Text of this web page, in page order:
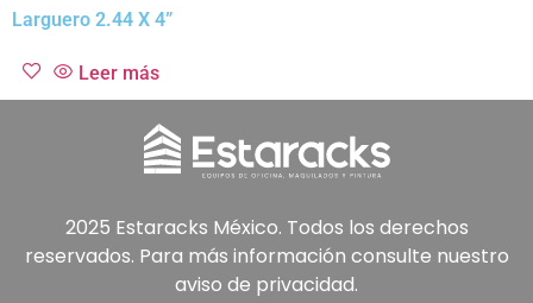
Larguero 2.44 X 4”
Leer más
2025 Estaracks México. Todos los derechos
reservados. Para más información consulte nuestro
aviso de privacidad.